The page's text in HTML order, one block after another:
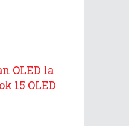
OLED la
15 OLED